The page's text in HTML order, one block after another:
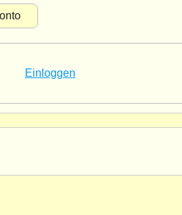
Einloggen